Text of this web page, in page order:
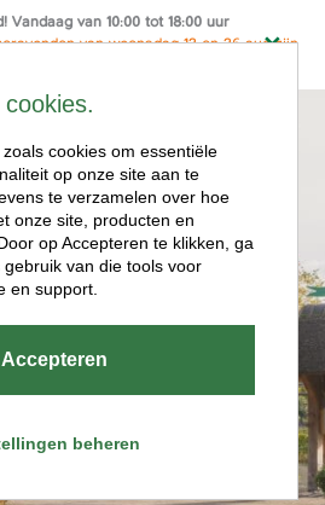
Vandaag van 10:00 tot 18:00 uur
van woensdag 12 en 26 aug zijn
n
cookies om essentiële
op onze site aan te
te verzamelen over hoe
onze site, producten en
op Accepteren te klikken, ga
van die tools voor
en support.
Accepteren
beheren